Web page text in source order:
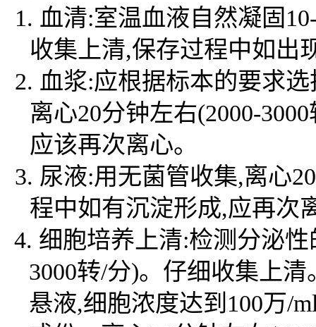
1. 血清:室温血液自然凝固
收集上清,保存过程中如出
2. 血浆:应根据标本的要求
离心20分钟左右(2000-
应该再次离心。
3. 尿液:用无菌管收集,离心
程中如有沉淀形成,应再次
4. 细胞培养上清:检测分泌
3000转/分)。仔细收集上
悬液,细胞浓度达到100万/